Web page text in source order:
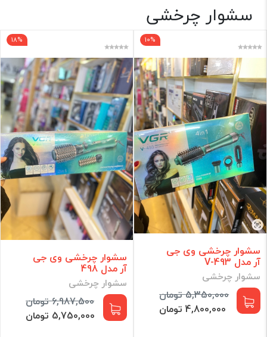
لوازم برقی
برند
فقط کالاهای موجود
فیلتر براساس قیمت :
قیمت:0 - 36,750,000 تومان
فیلتر
سشوار چرخشی
10%
سشوار چرخشی وی جی
آر مدل V-493
سشوار چرخشی
5,350,000 تومان
4,800,000 تومان
18%
سشوار چرخشی وی جی
آر مدل 498
سشوار چرخشی
6,987,500 تومان
5,750,000 تومان